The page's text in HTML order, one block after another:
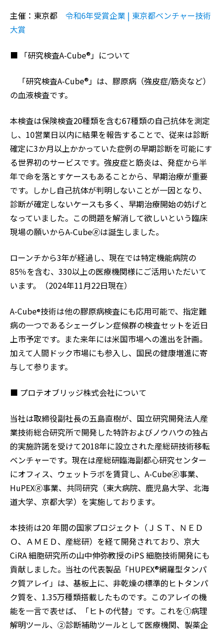
主催：東京都 令和6年受賞企業 | 東京都ベンチャー技術
大賞
■ 「研究検査A-Cube®」について
「研究検査A-Cube®」は、膠原病（強皮症/筋炎など）
の血液検査です。
本検査は保険検査20種類を含む67種類の自己抗体を測定
し、10営業日以内に結果を報告することで、従来は診断
確定に3か月以上かかっていた症例の早期診断を可能にす
る世界初のサービスです。強皮症と筋炎は、発症から半
年で命を落とすケースもあることから、早期治療が重要
です。しかし自己抗体が判明しないことが一因となり、
診断が確定しないケースも多く、早期治療開始の妨げと
なっていました。この問題を解消して欲しいという臨床
現場の願いからA-Cube🄬は誕生しました。
ローンチから3年が経過し、現在では特定機能病院の
85％を含む、330以上の医療機関様にご活用いただいて
います。（2024年11月22日現在）
A-Cube®技術は他の膠原病検査にも応用可能で、指定難
病の一つであるシェーグレン症候群の検査セットを近日
上市予定です。また来年には米国市場への進出を計画。
加えて人間ドック市場にも参入し、国民の健康増進に寄
与して参ります。
■ プロテオブリッジ株式会社について
当社は取締役副社長の五島直樹が、国立研究開発法人産
業技術総合研究所で開発した特許およびノウハウの独占
的実施許諾を受けて2018年に設立された産総研技術移転
ベンチャーです。現在は産総研臨海副都心研究センター
にオフィス、ウェットラボを賃貸し、A-Cube🄬事業、
HuPEX🄬事業、共同研究（東大病院、鹿児島大学、北海
道大学、京都大学）を実施しております。
本技術は20 年間の国家プロジェクト（ＪＳＴ、ＮＥＤ
Ｏ、ＡＭＥＤ、産総研）を経て開発されており、京大
CiRA 細胞研究所の山中伸弥教授のiPS 細胞技術開発にも
貢献しました。当社の代表製品「HUPEX®網羅型タンパ
ク質アレイ」は、基板上に、非乾燥の標準的ヒトタンパ
ク質を、1.35万種類搭載したものです。このアレイの機
能を一言で表せば、「ヒトの代替」です。これを①病理
解明ツール、②診断補助ツールとして医療機関、製薬企